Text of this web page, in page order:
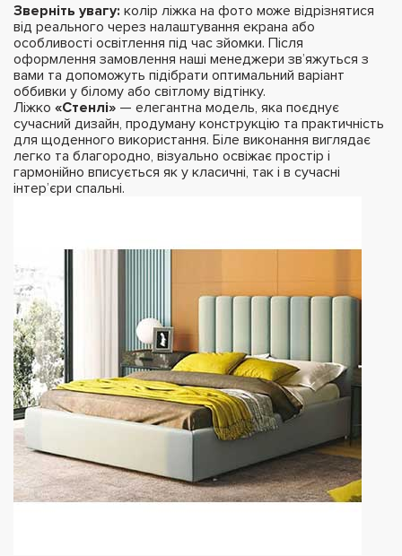
Зверніть увагу: колір ліжка на фото може відрізнятися
від реального через налаштування екрана або
особливості освітлення під час зйомки. Після
оформлення замовлення наші менеджери зв’яжуться з
вами та допоможуть підібрати оптимальний варіант
оббивки у білому або світлому відтінку.
Ліжко «Стенлі» — елегантна модель, яка поєднує
сучасний дизайн, продуману конструкцію та практичність
для щоденного використання. Біле виконання виглядає
легко та благородно, візуально освіжає простір і
гармонійно вписується як у класичні, так і в сучасні
інтер’єри спальні.